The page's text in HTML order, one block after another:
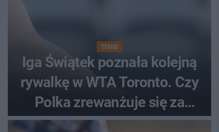
TENIS
Iga Świątek poznała kolejną
rywalkę w WTA Toronto. Czy
Polka zrewanżuje się za
ostatnią porażkę?